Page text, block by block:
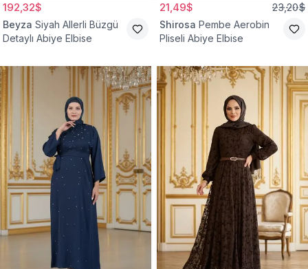
192,32$
Beyza Siyah Allerli Büzgü
Detaylı Abiye Elbise
21,49$ 23,20$
Shirosa Pembe Aerobin
Pliseli Abiye Elbise